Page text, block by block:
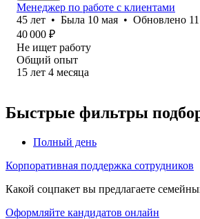
Менеджер по работе с клиентами
45 лет • Была 10 мая • Обновлено
40 000 ₽
Не ищет работу
Общий опыт
15 лет 4 месяца
Быстрые фильтры
Полный день
Корпоративная поддержка сотрудников
Какой соцпакет вы предлагаете
Оформляйте кандидатов онлайн